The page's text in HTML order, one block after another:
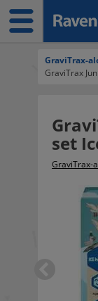
GraviTrax-
GraviTrax
set
GraviTrax-